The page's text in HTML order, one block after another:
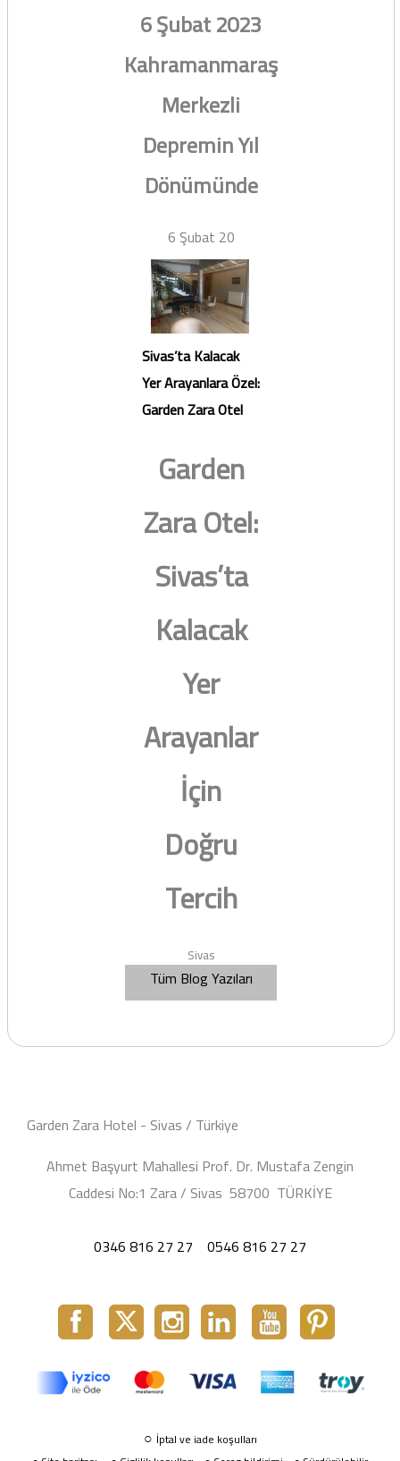
6 Şubat 2023
Kahramanmaraş
Merkezli
Depremin Yıl
Dönümünde
6 Şubat 20
Sivas’ta Kalacak
Yer Arayanlara Özel:
Garden Zara Otel
Garden
Zara Otel:
Sivas’ta
Kalacak
Yer
Arayanlar
İçin
Doğru
Tercih
Sivas
Tüm Blog Yazıları
Garden Zara Hotel - Sivas / Türkiye
Ahmet Başyurt Mahallesi Prof. Dr. Mustafa Zengin
Caddesi No:1 Zara / Sivas 58700 TÜRKİYE
0346 816 27 27 0546 816 27 27
○ İptal ve iade koşulları